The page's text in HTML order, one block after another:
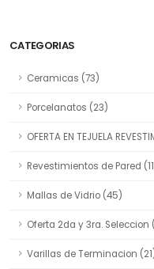
CATEGORIAS
Ceramicas (73)
Porcelanatos (23)
OFERTA EN TEJUELA
Revestimientos de Pared
Mallas de Vidrio (45)
Oferta 2da y 3ra. Seleccion
Varillas de Terminacion